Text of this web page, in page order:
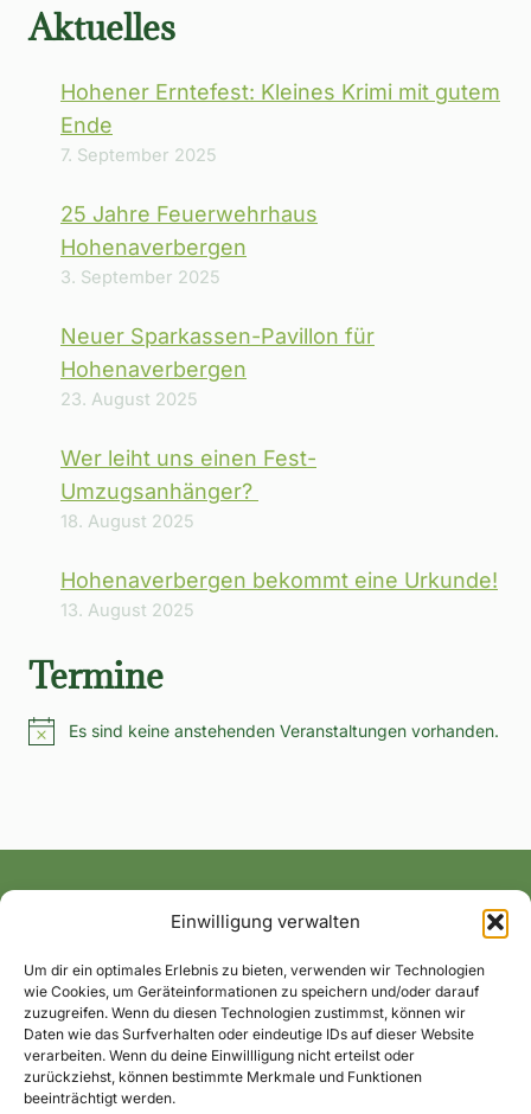
Einwilligung verwalten
Um dir ein optimales Erlebnis zu bieten, verwenden wir Technologien
wie Cookies, um Geräteinformationen zu speichern und/oder darauf
zuzugreifen. Wenn du diesen Technologien zustimmst, können wir
Daten wie das Surfverhalten oder eindeutige IDs auf dieser Website
verarbeiten. Wenn du deine Einwillligung nicht erteilst oder
zurückziehst, können bestimmte Merkmale und Funktionen
beeinträchtigt werden.
Aktuelles
Hohener Erntefest: Kleines Krimi mit gutem
Ende
7. September 2025
25 Jahre Feuerwehrhaus
Hohenaverbergen
3. September 2025
Neuer Sparkassen-Pavillon für
Hohenaverbergen
23. August 2025
Wer leiht uns einen Fest-
Umzugsanhänger?
18. August 2025
Hohenaverbergen bekommt eine Urkunde!
13. August 2025
Termine
HinweisEs sind keine anstehenden Veranstaltungen vorhanden.
Alle News und Termine ins Postfach!